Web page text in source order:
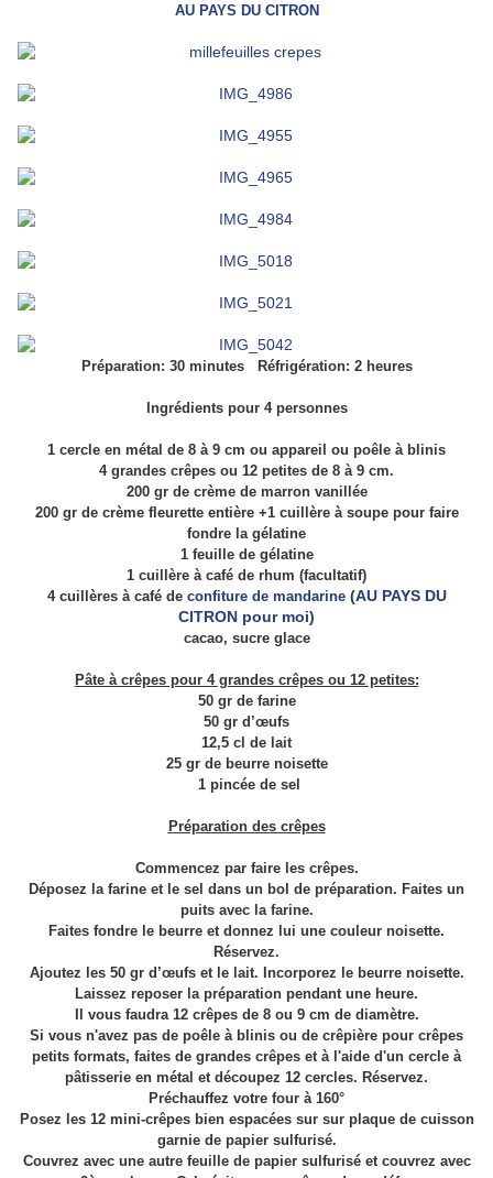
AU PAYS DU CITRON
Préparation: 30 minutes Réfrigération: 2 heures
Ingrédients pour 4 personnes
1 cercle en métal de 8 à 9 cm ou appareil ou poêle à blinis
4 grandes crêpes ou 12 petites de 8 à 9 cm.
200 gr de crème de marron vanillée
200 gr de crème fleurette entière +1 cuillère à soupe pour faire
fondre la gélatine
1 feuille de gélatine
1 cuillère à café de rhum (facultatif)
4 cuillères à café de confiture de mandarine(AU PAYS DU
CITRON pour moi)
cacao, sucre glace
Pâte à crêpes pour 4 grandes crêpes ou 12 petites:
50 gr de farine
50 gr d’œufs
12,5 cl de lait
25 gr de beurre noisette
1 pincée de sel
Préparation des crêpes
Commencez par faire les crêpes.
Déposez la farine et le sel dans un bol de préparation. Faites un
puits avec la farine.
Faites fondre le beurre et donnez lui une couleur noisette.
Réservez.
Ajoutez les 50 gr d’œufs et le lait. Incorporez le beurre noisette.
Laissez reposer la préparation pendant une heure.
Il vous faudra 12 crêpes de 8 ou 9 cm de diamètre.
Si vous n'avez pas de poêle à blinis ou de crêpière pour crêpes
petits formats, faites de grandes crêpes et à l'aide d'un cercle à
pâtisserie en métal et découpez 12 cercles. Réservez.
Préchauffez votre four à 160°
Posez les 12 mini-crêpes bien espacées sur sur plaque de cuisson
garnie de papier sulfurisé.
Couvrez avec une autre feuille de papier sulfurisé et couvrez avec